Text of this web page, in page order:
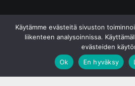
Käytämme evästeitä sivuston
liikenteen analysoinnissa.
evästeiden
Ok
En hyväksy